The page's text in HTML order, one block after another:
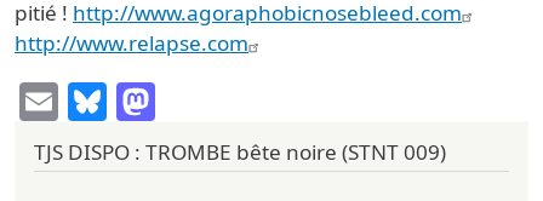
pitié ! http://www.agoraphobicnosebleed.com
http://www.relapse.com
EmailBluesky
TJS DISPO : TROMBE bête noire (STNT 009)